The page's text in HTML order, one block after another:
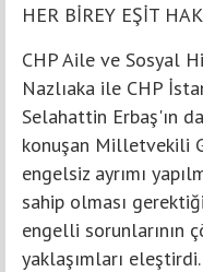
HER BİREY EŞİT
CHP Aile ve Sosyal
Nazlıaka ile CHP
Selahattin Erbaş'ın
konuşan Milletvekili
engelsiz ayrımı
sahip olması
engelli sorunlarının
yaklaşımları eleştirdi.